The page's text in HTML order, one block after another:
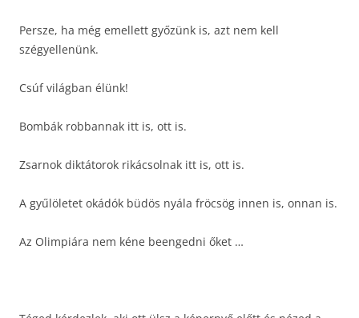
Persze, ha még emellett győzünk is, azt nem kell
szégyellenünk.
Csúf világban élünk!
Bombák robbannak itt is, ott is.
Zsarnok diktátorok rikácsolnak itt is, ott is.
A gyűlöletet okádók büdös nyála fröcsög innen is, onnan is.
Az Olimpiára nem kéne beengedni őket …